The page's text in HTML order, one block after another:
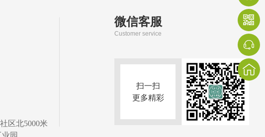
区北5000米
园
微信客服
Customer service
扫一扫
更多精彩